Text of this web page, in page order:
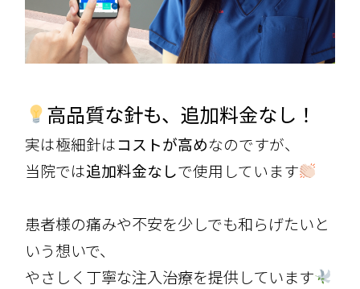
高品質な針も、追加料金なし！
実は極細針はコストが高めなのですが、
当院では追加料金なしで使用しています
患者様の痛みや不安を少しでも和らげたいと
いう想いで、
やさしく丁寧な注入治療を提供しています